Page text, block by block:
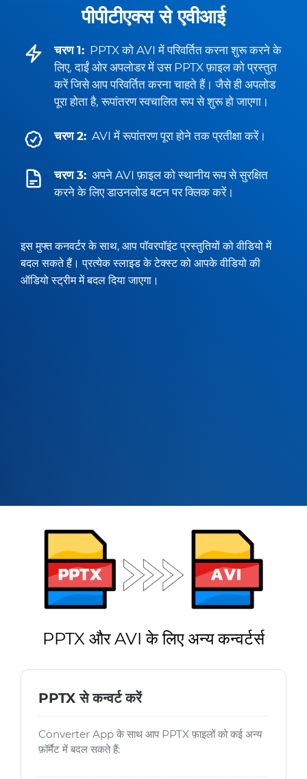
पीपीटीएक्स से एवीआई
चरण 1: PPTX को AVI में परिवर्तित करना शुरू करने के
लिए, दाईं ओर अपलोडर में उस PPTX फ़ाइल को प्रस्तुत
करें जिसे आप परिवर्तित करना चाहते हैं। जैसे ही अपलोड
पूरा होता है, रूपांतरण स्वचालित रूप से शुरू हो जाएगा।
चरण 2: AVI में रूपांतरण पूरा होने तक प्रतीक्षा करें।
चरण 3: अपने AVI फ़ाइल को स्थानीय रूप से सुरक्षित
करने के लिए डाउनलोड बटन पर क्लिक करें।
इस मुफ्त कनवर्टर के साथ, आप पॉवरपॉइंट प्रस्तुतियों को वीडियो में
बदल सकते हैं। प्रत्येक स्लाइड के टेक्स्ट को आपके वीडियो की
ऑडियो स्ट्रीम में बदल दिया जाएगा।
PPTX और AVI के लिए अन्य कन्वर्टर्स
PPTX से कन्वर्ट करें
Converter App के साथ आप PPTX फ़ाइलों को कई अन्य
फ़ॉर्मैट में बदल सकते हैं: